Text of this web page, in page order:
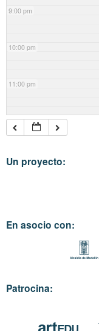
9:00 pm
10:00 pm
11:00 pm
Un proyecto:
En asocio con:
Patrocina: